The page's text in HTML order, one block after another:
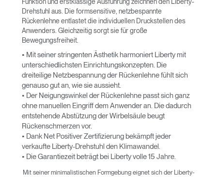
Drehstuhl aus. Die formsensitive, netzbespannte
Rückenlehne entlastet die individuellen Druckstellen des
Anwenders. Gleichzeitig sorgt sie für große
Bewegungsfreiheit.
• Mit seiner stringenten Ästhetik harmoniert Liberty mit
unterschiedlichsten Einrichtungskonzepten. Die
dreiteilige Netzbespannung der Rückenlehne fühlt sich
genauso gut an, wie sie aussieht.
• Der Neigungswinkel der Rückenlehne passt sich ganz
ohne manuellen Eingriff dem Anwender an. Die dadurch
entstehende Abstützung der Wirbelsäule beugt
Rückenschmerzen vor.
• Dank Net Positiver Zertifizierung bekämpft jeder
verkaufte Liberty-Drehstuhl den Klimawandel.
• Die Garantiezeit beträgt bei Liberty volle 15 Jahre.
Mit seiner minimalistischen Formgebung eignet sich der Liberty-